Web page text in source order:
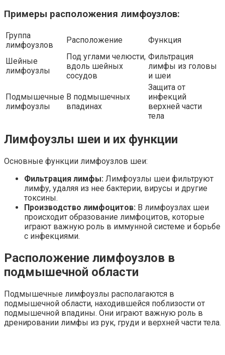
Примеры расположения лимфоузлов:
Группа
лимфоузлов
Расположение Функция
Шейные
лимфоузлы
Под углами челюсти,
вдоль шейных
сосудов
Фильтрация
лимфы из головы
и шеи
Подмышечные
лимфоузлы
В подмышечных
впадинах
Защита от
инфекций
верхней части
тела
Лимфоузлы шеи и их функции
Основные функции лимфоузлов шеи:
Фильтрация лимфы: Лимфоузлы шеи фильтруют
лимфу, удаляя из нее бактерии, вирусы и другие
токсины.
Производство лимфоцитов: В лимфоузлах шеи
происходит образование лимфоцитов, которые
играют важную роль в иммунной системе и борьбе
с инфекциями.
Расположение лимфоузлов в
подмышечной области
Подмышечные лимфоузлы располагаются в
подмышечной области, находившейся поблизости от
подмышечной впадины. Они играют важную роль в
дренировании лимфы из рук, груди и верхней части тела.